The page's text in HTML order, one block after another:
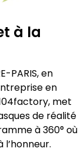
à la
PARIS, en
en
met
de réalité
à 360° où